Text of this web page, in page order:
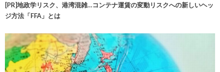
[PR]地政学リスク、港湾混雑…コンテナ運賃の変動リスクへの新しいヘッ
ジ方法「FFA」とは